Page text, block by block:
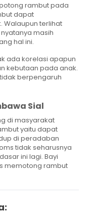
rambut pada
dapat
Walaupun terlihat
masih
hal ini.
ada korelasi apapun
kebutaan pada anak.
berpengaruh
Sial
di masyarakat
yaitu dapat
di peradaban
tidak seharusnya
ini lagi. Bayi
memotong rambut